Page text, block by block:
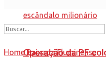
Operação da PF
Home Baixada Fluminense